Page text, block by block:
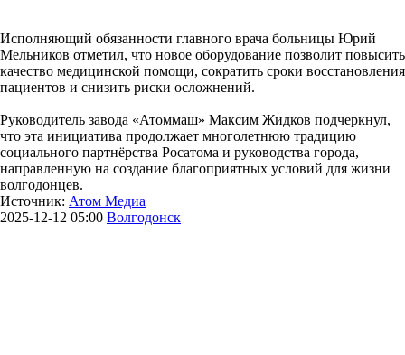
Исполняющий обязанности главного врача больницы Юрий
Мельников отметил, что новое оборудование позволит повысить
качество медицинской помощи, сократить сроки восстановления
пациентов и снизить риски осложнений.
Руководитель завода «Атоммаш» Максим Жидков подчеркнул,
что эта инициатива продолжает многолетнюю традицию
социального партнёрства Росатома и руководства города,
направленную на создание благоприятных условий для жизни
волгодонцев.
Источник: Атом Медиа
2025-12-12 05:00 Волгодонск